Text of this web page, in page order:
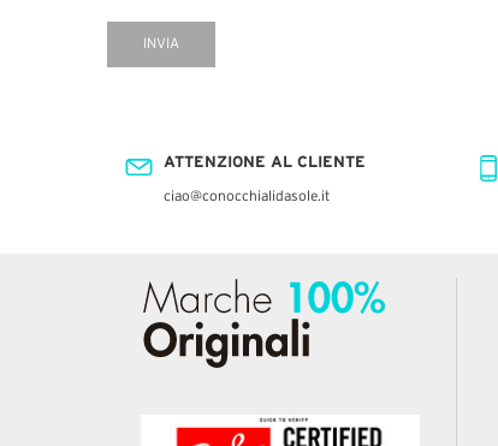
INVIA
ATTENZIONE AL CLIENTE
ciao@conocchialidasole.it